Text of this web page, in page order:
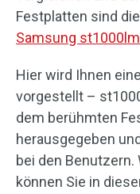
Festplatten sind
Samsung
Hier wird Ihnen
vorgestellt –
dem berühmten
herausgegeben
bei den
können Sie in